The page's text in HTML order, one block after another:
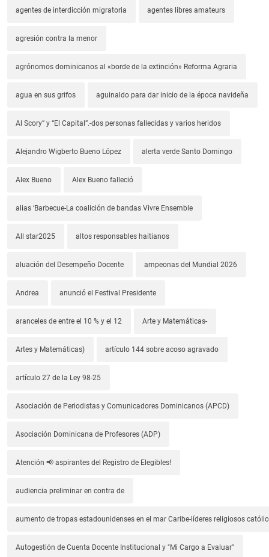
agentes de interdicción migratoria agentes libres amateurs
agresión contra la menor
agrónomos dominicanos al «borde de la extinción» Reforma Agraria
agua en sus grifos aguinaldo para dar inicio de la época navideña
Al Scory” y “El Capital”.-dos personas fallecidas y varios heridos
Alejandro Wigberto Bueno López alerta verde Santo Domingo
Alex Bueno Alex Bueno falleció
alias ‘Barbecue-La coalición de bandas Vivre Ensemble
All star2025 altos responsables haitianos
aluación del Desempeño Docente ampeonas del Mundial 2026
Andrea anunció el Festival Presidente
aranceles de entre el 10 % y el 12 Arte y Matemáticas-
Artes y Matemáticas) artículo 144 sobre acoso agravado
artículo 27 de la Ley 98-25
Asociación de Periodistas y Comunicadores Dominicanos (APCD)
Asociación Dominicana de Profesores (ADP)
Atención 📢 aspirantes del Registro de Elegibles!
audiencia preliminar en contra de
aumento de tropas estadounidenses en el mar Caribe-líderes religiosos
Autogestión de Cuenta Docente Institucional y "Mi Cargo a Evaluar"